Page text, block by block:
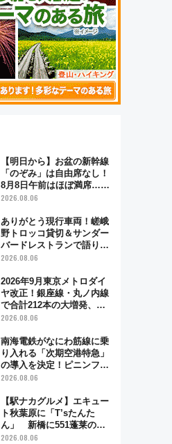
【明日から】お盆の新幹線
「のぞみ」は自由席なし！
8月8日午前はほぼ満席…で
も数時間ズラせば空きが見
「空席」探しのコツ
2026.08.06
ありがとう現行車両！嵯峨
野トロッコ貸切＆サンダー
バードレストランで語り合
う秋の京都 斉藤雪乃＆福
日「京都の鉄道満喫ツア
ー」開催
2026.08.06
2026年9月東京メトロダイ
ヤ改正！銀座線・丸ノ内線
で合計212本の大増発、混
雑緩和に期待
2026.08.06
南海電鉄がなにわ筋線に乗
り入れる「次期空港特急」
の導入を決定！ピニンファ
リーナによる日本初の鉄道
2026.08.06
【駅ナカグルメ】エキュー
ト秋葉原に「T’sたんた
ん」 新橋に551蓬莱の
DNAを継ぐ「東京豚饅」、
2026.08.06